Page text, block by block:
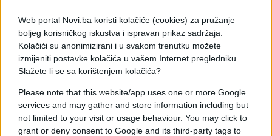
Web portal Novi.ba koristi kolačiće (cookies) za pružanje
boljeg korisničkog iskustva i ispravan prikaz sadržaja.
Kolačići su anonimizirani i u svakom trenutku možete
izmijeniti postavke kolačića u vašem Internet pregledniku.
Slažete li se sa korištenjem kolačića?
Please note that this website/app uses one or more Google
services and may gather and store information including but
not limited to your visit or usage behaviour. You may click to
grant or deny consent to Google and its third-party tags to
Islamabad se priprema za moguće pregovore SAD
i Irana
Saznaj više